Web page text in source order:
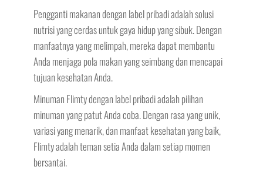
Pengganti makanan dengan label pribadi adalah solusi
nutrisi yang cerdas untuk gaya hidup yang sibuk. Dengan
manfaatnya yang melimpah, mereka dapat membantu
Anda menjaga pola makan yang seimbang dan mencapai
tujuan kesehatan Anda.
Minuman Flimty dengan label pribadi adalah pilihan
minuman yang patut Anda coba. Dengan rasa yang unik,
variasi yang menarik, dan manfaat kesehatan yang baik,
Flimty adalah teman setia Anda dalam setiap momen
bersantai.